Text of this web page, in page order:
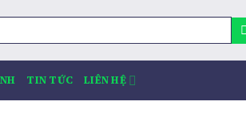
TIN TỨC LIÊN HỆ